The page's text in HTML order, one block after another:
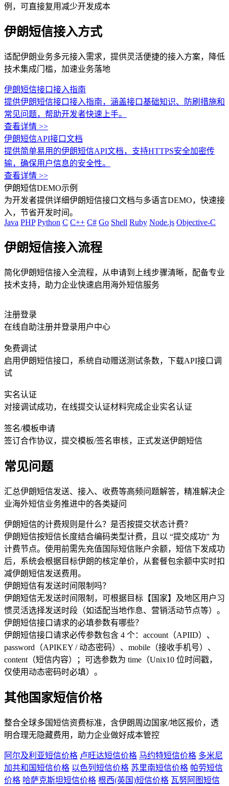
例，可直接复用减少开发成本
伊朗短信接入方式
适配伊朗业务多元接入需求，提供灵活便捷的接入方案，降低
技术集成门槛，加速业务落地
伊朗短信接口接入指南
提供伊朗短信接口接入指南，涵盖接口基础知识、防刷措施和
常见问题，帮助开发者快速上手。
查看详情 >>
伊朗短信API接口文档
提供简单易用的伊朗短信API文档，支持HTTPS安全加密传
输，确保用户信息的安全性。
查看详情 >>
伊朗短信DEMO示例
为开发者提供详细伊朗短信接口文档与多语言DEMO，快速接
入，节省开发时间。
Java PHP Python C C++ C# Go Shell Ruby Node.js Objective-C
伊朗短信接入流程
简化伊朗短信接入全流程，从申请到上线步骤清晰，配备专业
技术支持，助力企业快速启用海外短信服务
注册登录
在线自助注册并登录用户中心
免费调试
启用伊朗短信接口，系统自动赠送测试条数，下载API接口调
试
实名认证
对接调试成功，在线提交认证材料完成企业实名认证
签名/模板申请
签订合作协议，提交模板/签名审核，正式发送伊朗短信
常见问题
汇总伊朗短信发送、接入、收费等高频问题解答，精准解决企
业海外短信业务推进中的各类疑问
伊朗短信的计费规则是什么？是否按提交状态计费？
伊朗短信按短信长度结合编码类型计费，且以 “提交成功” 为
计费节点。使用前需先充值国际短信账户余额，短信下发成功
后，系统会根据目标伊朗的核定单价，从套餐包余额中实时扣
减伊朗短信发送费用。
伊朗短信有发送时间限制吗？
伊朗短信无发送时间限制，可根据目标【国家】及地区用户习
惯灵活选择发送时段（如适配当地作息、营销活动节点等）。
伊朗短信接口请求的必填参数有哪些？
伊朗短信接口请求必传参数包含 4 个：account（APIID）、
password（APIKEY / 动态密码）、mobile（接收手机号）、
content（短信内容）；可选参数为 time（Unix10 位时间戳，
仅使用动态密码时必填）。
其他国家短信价格
整合全球多国短信资费标准，含伊朗周边国家/地区报价，透
明合理无隐藏费用，助力企业做好成本管控
阿尔及利亚短信价格 卢旺达短信价格 马约特短信价格 多米尼
加共和国短信价格 以色列短信价格 苏里南短信价格 帕劳短信
价格 哈萨克斯坦短信价格 根西(英国)短信价格 瓦努阿图短信